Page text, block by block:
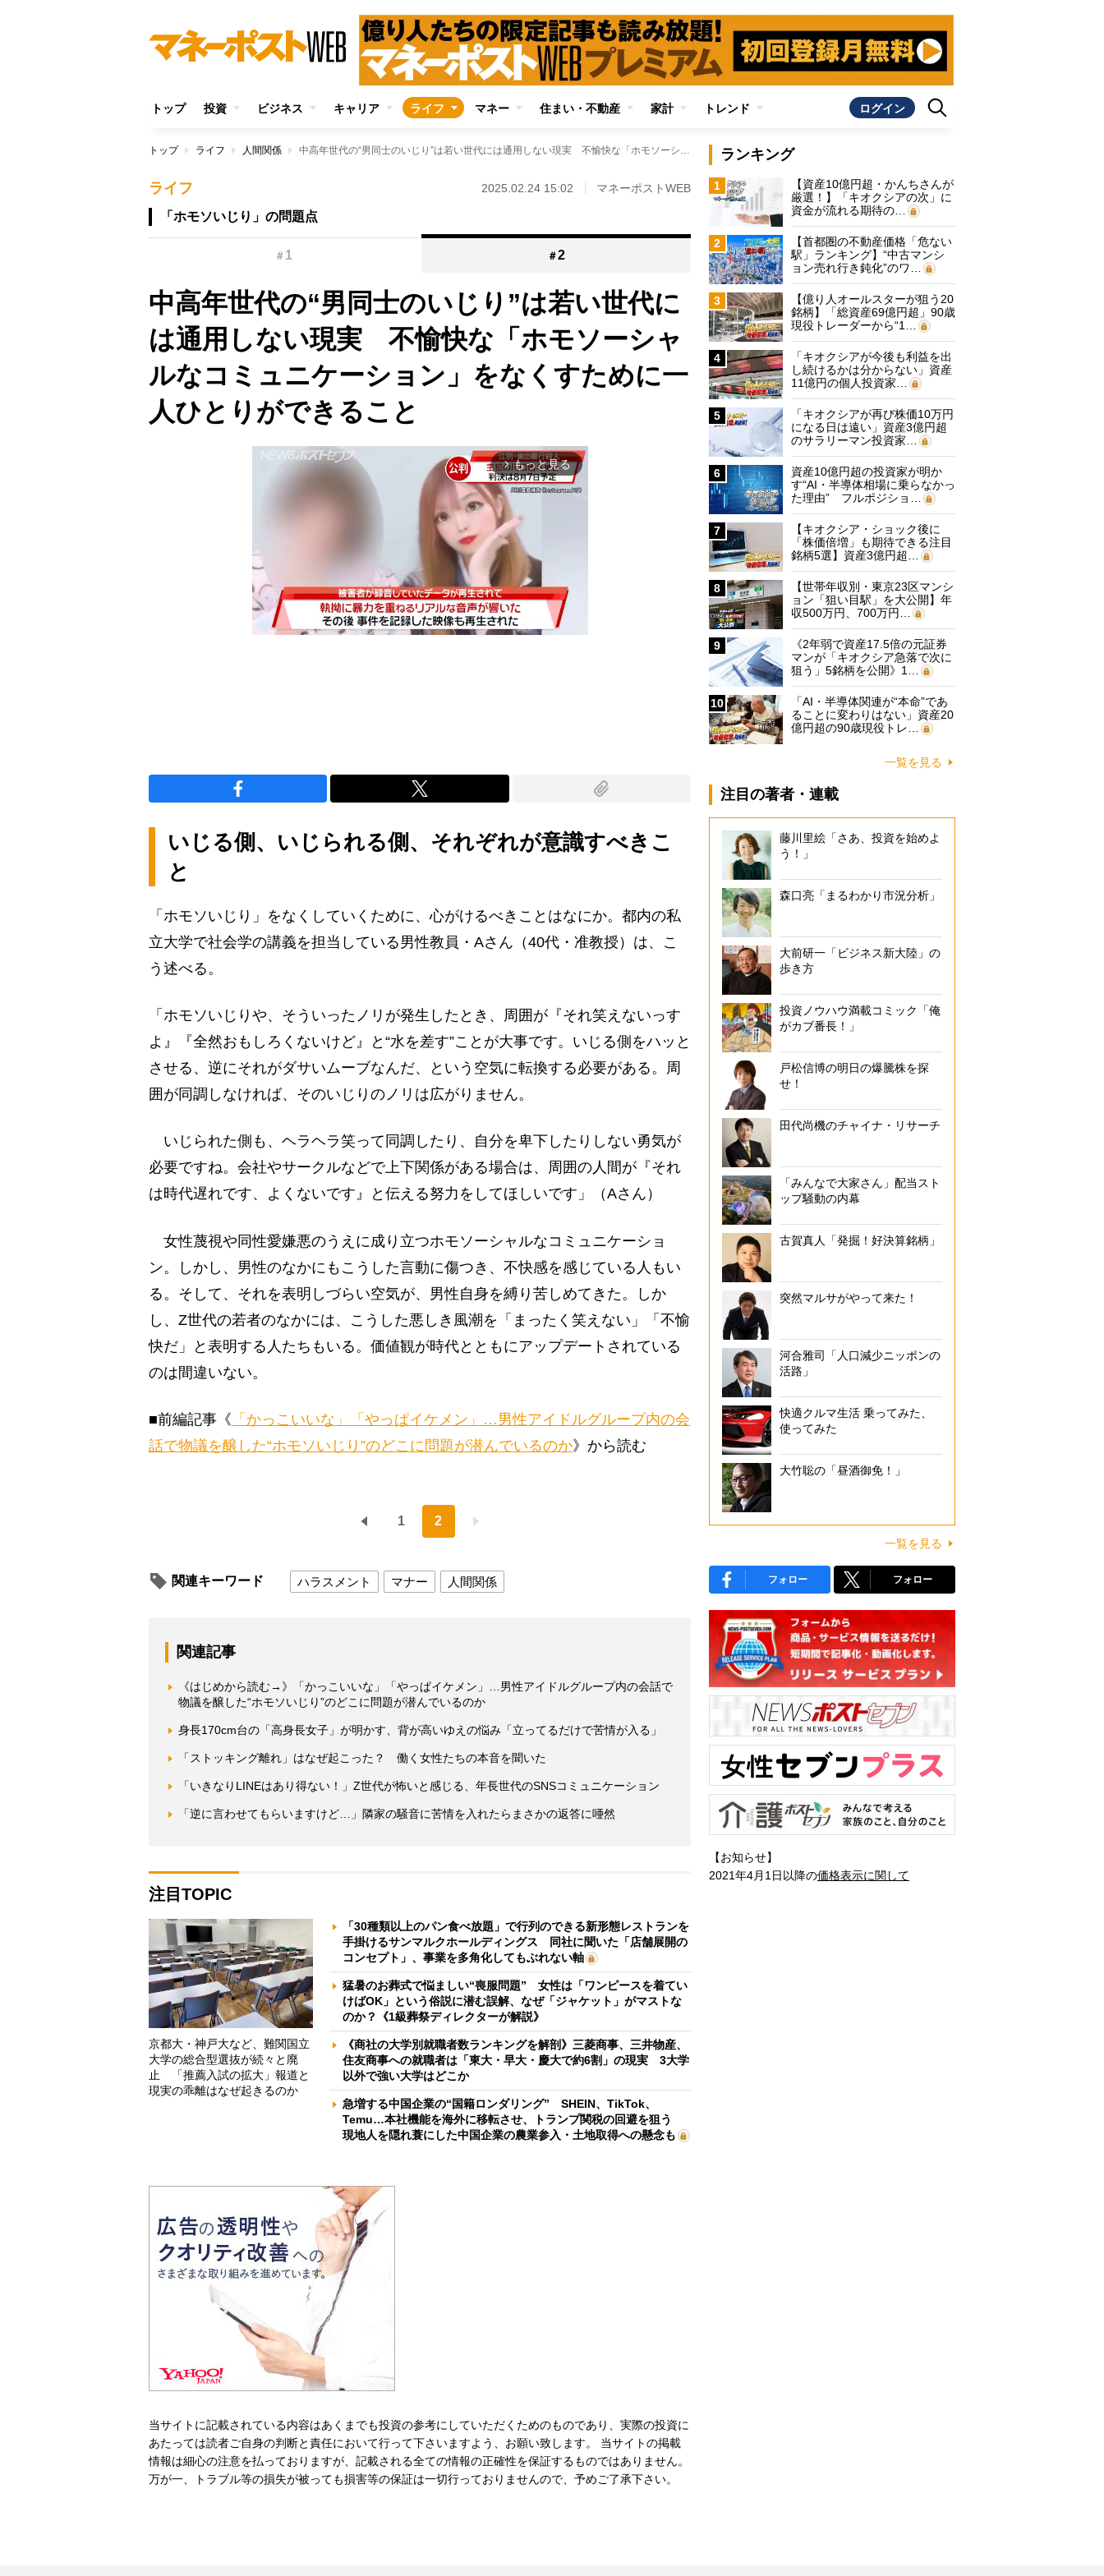
トップ 投資 ビジネス キャリア ライフ マネー 住まい・不動産 家計 トレンド ログイン
トップ ライフ 人間関係 中高年世代の“男同士のいじり”は若い世代には通用しない現実 不愉快な「ホモソーシャルなコミュニケーション」をなくすために一人ひとりができること
ライフ 2025.02.24 15:02 マネーポストWEB
「ホモソいじり」の問題点
＃ 1 ＃2
中高年世代の“男同士のいじり”は若い世代に
は通用しない現実 不愉快な「ホモソーシャ
ルなコミュニケーション」をなくすために一
人ひとりができること
arrow_forward_ios もっと見る
いじる側、いじられる側、それぞれが意識すべきこ
と
「ホモソいじり」をなくしていくために、心がけるべきことはなにか。都内の私
立大学で社会学の講義を担当している男性教員・Aさん（40代・准教授）は、こ
う述べる。
「ホモソいじりや、そういったノリが発生したとき、周囲が『それ笑えないっす
よ』『全然おもしろくないけど』と“水を差す”ことが大事です。いじる側をハッと
させる、逆にそれがダサいムーブなんだ、という空気に転換する必要がある。周
囲が同調しなければ、そのいじりのノリは広がりません。
いじられた側も、ヘラヘラ笑って同調したり、自分を卑下したりしない勇気が
必要ですね。会社やサークルなどで上下関係がある場合は、周囲の人間が『それ
は時代遅れです、よくないです』と伝える努力をしてほしいです」（Aさん）
女性蔑視や同性愛嫌悪のうえに成り立つホモソーシャルなコミュニケーショ
ン。しかし、男性のなかにもこうした言動に傷つき、不快感を感じている人もい
る。そして、それを表明しづらい空気が、男性自身を縛り苦しめてきた。しか
し、Z世代の若者のなかには、こうした悪しき風潮を「まったく笑えない」「不愉
快だ」と表明する人たちもいる。価値観が時代とともにアップデートされている
のは間違いない。
■前編記事《 「かっこいいな」「やっぱイケメン」…男性アイドルグループ内の会
話で物議を醸した“ホモソいじり”のどこに問題が潜んでいるのか》から読む
1 2
関連キーワード ハラスメント マナー 人間関係
関連記事
《はじめから読む→》「かっこいいな」「やっぱイケメン」…男性アイドルグループ内の会話で
物議を醸した“ホモソいじり”のどこに問題が潜んでいるのか
身長170cm台の「高身長女子」が明かす、背が高いゆえの悩み「立ってるだけで苦情が入る」
「ストッキング離れ」はなぜ起こった？ 働く女性たちの本音を聞いた
「いきなりLINEはあり得ない！」Z世代が怖いと感じる、年長世代のSNSコミュニケーション
「逆に言わせてもらいますけど…」隣家の騒音に苦情を入れたらまさかの返答に唖然
注目TOPIC
京都大・神戸大など、難関国立
大学の総合型選抜が続々と廃
止 「推薦入試の拡大」報道と
現実の乖離はなぜ起きるのか
「30種類以上のパン食べ放題」で行列のできる新形態レストランを
手掛けるサンマルクホールディングス 同社に聞いた「店舗展開の
コンセプト」、事業を多角化してもぶれない軸
猛暑のお葬式で悩ましい“喪服問題” 女性は「ワンピースを着てい
けばOK」という俗説に潜む誤解、なぜ「ジャケット」がマストな
のか？《1級葬祭ディレクターが解説》
《商社の大学別就職者数ランキングを解剖》三菱商事、三井物産、
住友商事への就職者は「東大・早大・慶大で約6割」の現実 3大学
以外で強い大学はどこか
急増する中国企業の“国籍ロンダリング” SHEIN、TikTok、
Temu…本社機能を海外に移転させ、トランプ関税の回避を狙う
現地人を隠れ蓑にした中国企業の農業参入・土地取得への懸念も
当サイトに記載されている内容はあくまでも投資の参考にしていただくためのものであり、実際の投資に
あたっては読者ご自身の判断と責任において行って下さいますよう、お願い致します。 当サイトの掲載
情報は細心の注意を払っておりますが、記載される全ての情報の正確性を保証するものではありません。
万が一、トラブル等の損失が被っても損害等の保証は一切行っておりませんので、予めご了承下さい。
ランキング
1
【資産10億円超・かんちさんが
厳選！】「キオクシアの次」に
資金が流れる期待の…
2
【首都圏の不動産価格「危ない
駅」ランキング】“中古マンシ
ョン売れ行き鈍化”のワ…
3
【億り人オールスターが狙う20
銘柄】「総資産69億円超」90歳
現役トレーダーから“1…
4
「キオクシアが今後も利益を出
し続けるかは分からない」資産
11億円の個人投資家…
5
「キオクシアが再び株価10万円
になる日は遠い」資産3億円超
のサラリーマン投資家…
6
資産10億円超の投資家が明か
す“AI・半導体相場に乗らなかっ
た理由” フルポジショ…
7
【キオクシア・ショック後に
「株価倍増」も期待できる注目
銘柄5選】資産3億円超…
8
【世帯年収別・東京23区マンシ
ョン「狙い目駅」を大公開】年
収500万円、700万円…
9
《2年弱で資産17.5倍の元証券
マンが「キオクシア急落で次に
狙う」5銘柄を公開》1…
10
「AI・半導体関連が“本命”であ
ることに変わりはない」資産20
億円超の90歳現役トレ…
一覧を見る
注目の著者・連載
藤川里絵「さあ、投資を始めよ
う！」
森口亮「まるわかり市況分析」
大前研一「ビジネス新大陸」の
歩き方
投資ノウハウ満載コミック「俺
がカブ番長！」
戸松信博の明日の爆騰株を探
せ！
田代尚機のチャイナ・リサーチ
「みんなで大家さん」配当スト
ップ騒動の内幕
古賀真人「発掘！好決算銘柄」
突然マルサがやって来た！
河合雅司「人口減少ニッポンの
活路」
快適クルマ生活 乗ってみた、
使ってみた
大竹聡の「昼酒御免！」
一覧を見る
フォロー フォロー
【お知らせ】
2021年4月1日以降の価格表示に関して